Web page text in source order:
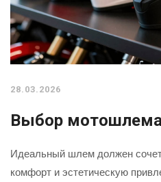
28.03.2026
Выбор мотошлема
Идеальный шлем должен
комфорт и эстетическую